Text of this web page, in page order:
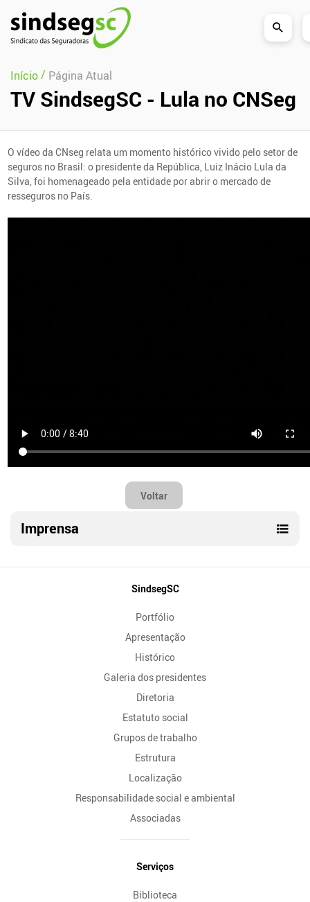
Pular Navegação (s)
Início/ Página Atual
TV SindsegSC - Lula no CNSeg
O vídeo da CNseg relata um momento histórico vivido pelo setor de
seguros no Brasil: o presidente da República, Luiz Inácio Lula da
Silva, foi homenageado pela entidade por abrir o mercado de
resseguros no País.
Voltar
Imprensa
SindsegSC
Portfólio
Apresentação
Histórico
Galeria dos presidentes
Diretoria
Estatuto social
Grupos de trabalho
Estrutura
Localização
Responsabilidade social e ambiental
Associadas
Serviços
Biblioteca